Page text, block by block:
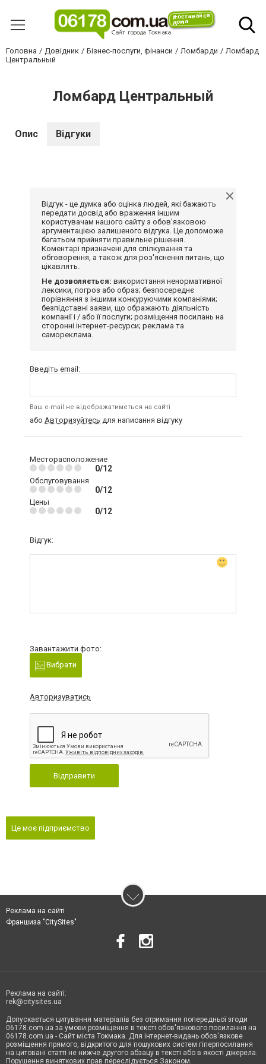
Головна Довідник Бізнес-послуги, фінанси Ломбарди
Ломбард
Центральный
Ломбард Центральный
Опис Відгуки
Відгук - це думка або оцінка людей, які бажають
передати досвід або враження іншим
користувачам нашого сайту з обов'язковою
аргументацією залишеного відгука. Це допоможе
багатьом прийняти правильне рішення.
Коментарі призначені для спілкування та
обговорення, а також для роз'яснення питань, що
цікавлять.
Не дозволяється: використання ненормативної
лексики, погроз або образ; безпосереднє
порівняння з іншими конкуруючими компаніями;
безпідставні заяви, що ображають діяльність
компанії і / або її послуги; розміщення посилань на
сторонні інтернет-ресурси; реклама та
самореклама.
Введіть email:
Ваш e-mail не відображатиметься на сайті
або Авторизуйтесь для написання відгуку
Месторасположение
0/12
Обслуговування
0/12
Цены
0/12
Відгук:
Завантажити фото:
Вибрати
Авторизуватись
Відправити
Це моє підприємство
Реклама на сайті
Франшиза "CitySites"
Реклама на сайті:
rek@citysites.ua
Допускається цитування матеріалів без отримання попередньої згоди
06178.com.ua за умови розміщення в тексті обов'язкового посилання на
06178.com.ua - Сайт міста Токмака. Для інтернет-видань обов'язкове
розміщення прямого, відкритого для пошукових систем гіперпосилання
на цитовані статті не нижче другого абзацу в тексті або в якості джерела.
Порушення виняткових прав переслідується Законом.